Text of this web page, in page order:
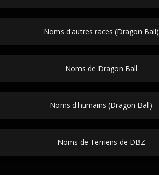
Noms d'autres races (Dragon Ball)
Noms de Dragon Ball
Noms d'humains (Dragon Ball)
Noms de Terriens de DBZ